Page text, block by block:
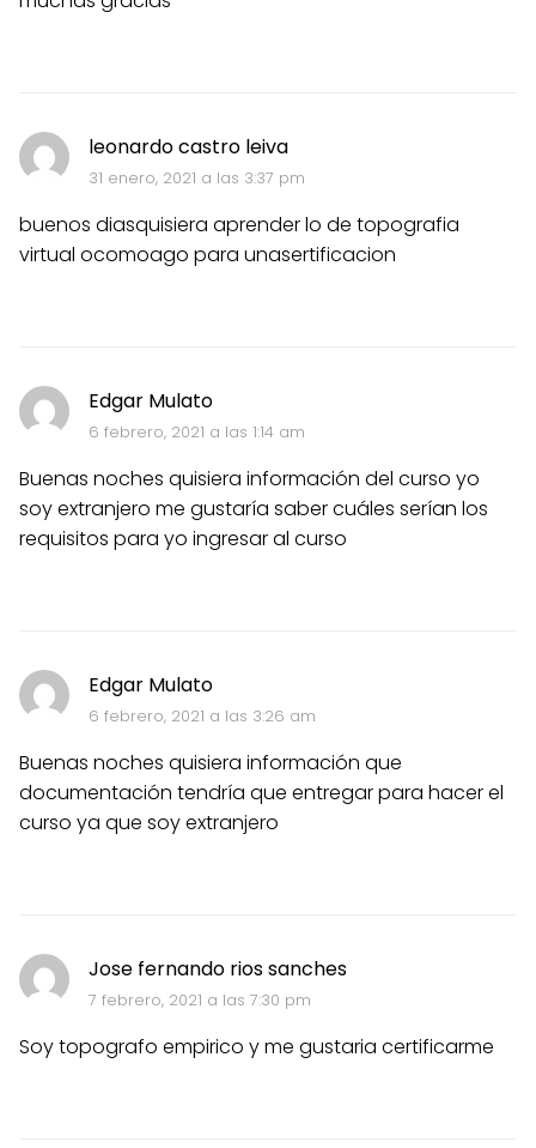
leonardo castro leiva
31 enero, 2021 a las 3:37 pm
buenos diasquisiera aprender lo de topografia
virtual ocomoago para unasertificacion
Edgar Mulato
6 febrero, 2021 a las 1:14 am
Buenas noches quisiera información del curso yo
soy extranjero me gustaría saber cuáles serían los
requisitos para yo ingresar al curso
Edgar Mulato
6 febrero, 2021 a las 3:26 am
Buenas noches quisiera información que
documentación tendría que entregar para hacer el
curso ya que soy extranjero
Jose fernando rios sanches
7 febrero, 2021 a las 7:30 pm
Soy topografo empirico y me gustaria certificarme